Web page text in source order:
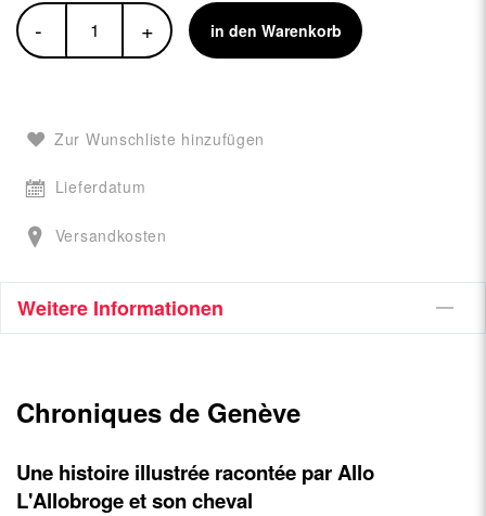
- + in den Warenkorb
Zur Wunschliste hinzufügen
Lieferdatum
Versandkosten
Weitere Informationen
Chroniques de Genève
Une histoire illustrée racontée par Allo
L'Allobroge et son cheval